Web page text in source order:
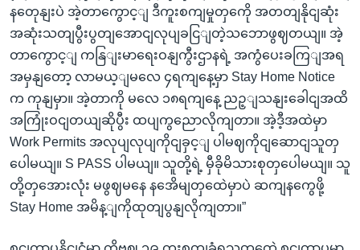
နတေုနျးပဲ အဲ့တာကွောင့ျ ဒီကူးစကျမှုတှကေို အတတျနိုငျဆုံး
အဆုံးသတျပွီးပွတျအောငျလုပျခငြျတဲ့သဘောဖွဈတယျ။ အဲ့
တာကွောင့ျ ကနြျးမာရေးဝနျကွီးဌာနရဲ့ အကွံပေးခကြျအရ
အမှနျတော့ လာမယ့ျမလေ ၄ရကျနေ့မှာ Stay Home Notice
က ကုနျမှာ။ အဲ့တာကို မလေ ၁၈ရကျနေ့ ညဉ့ျသနျးခေါငျအထိ
အကြုံးဝငျတယျဆိုပွီး ထပျကွညောလိုကျတာ။ အဲ့ဒီ့အထဲမှာ
Work Permits အလုပျလုပျကိုငျခှင့ျ ပါမဈကိုငျဆောငျသူတှ
ပေါမယျ။ S PASS ပါမယျ။ သူတို့ရဲ့ မှီခိုမိသားစုတှပေါမယျ။ သူ
တို့တှအေားလုံး မဖွဈမနေ နအေိမျတှထေဲမှာပဲ ဆကျနကွေဖို့
Stay Home အမိန့ျကိုထုတျပွနျလိုကျတာ။”